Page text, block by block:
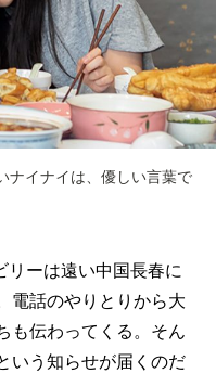
ナイナイは、優しい言葉で
リーは遠い中国長春に
電話のやりとりから大
も伝わってくる。そん
いう知らせが届くのだ